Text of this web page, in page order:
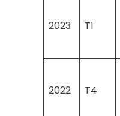
2023 T1
2022 T4